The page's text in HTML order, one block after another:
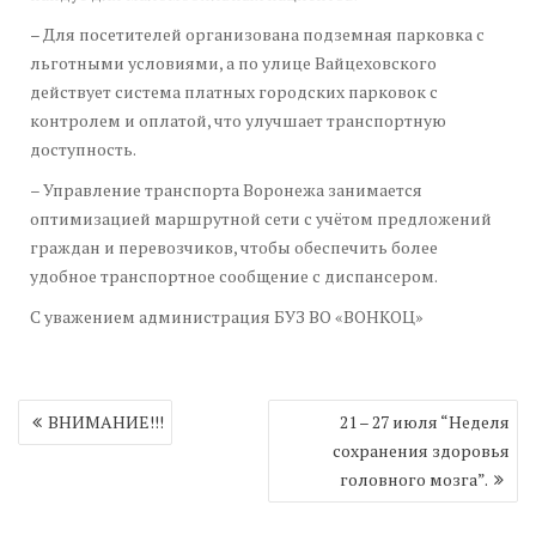
– Для посетителей организована подземная парковка с
льготными условиями, а по улице Вайцеховского
действует система платных городских парковок с
контролем и оплатой, что улучшает транспортную
доступность.
– Управление транспорта Воронежа занимается
оптимизацией маршрутной сети с учётом предложений
граждан и перевозчиков, чтобы обеспечить более
удобное транспортное сообщение с диспансером.
С уважением администрация БУЗ ВО «ВОНКОЦ»
Навигация
по
ВНИМАНИЕ!!!
21 – 27 июля “Неделя
сохранения здоровья
головного мозга”.